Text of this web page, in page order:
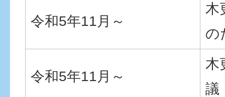
令和5年11月～
木
の
令和5年11月～
木
議